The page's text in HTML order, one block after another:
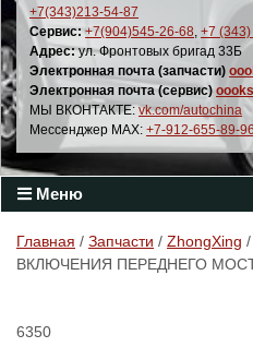
+7(343)213-54-87
Сервис: +7(904)545-26-68, +7
Адрес:ул. Фронтовых бригад 33Б
Электронная почта (запчасти)
Электронная почта (сервис)
МЫ ВКОНТАКТЕ: vk.com/autochina
Мессенджер MAX: +7-912-655-89-
Меню
Главная / Запчасти / ZhongXing /
ВКЛЮЧЕНИЯ ПЕРЕДНЕГО
6350